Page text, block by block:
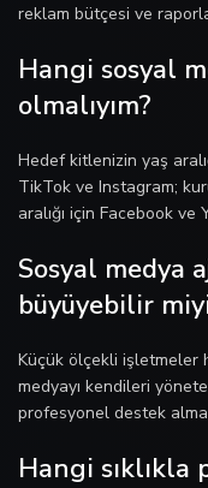
reklam bütçesi ve
Hangi sosyal
olmalıyım?
Hedef kitlenizin yaş
TikTok ve Instagram;
aralığı için Facebook
Sosyal medya
büyüyebilir
Küçük ölçekli işletmeler
medyayı kendileri
profesyonel destek
Hangi sıklıkla